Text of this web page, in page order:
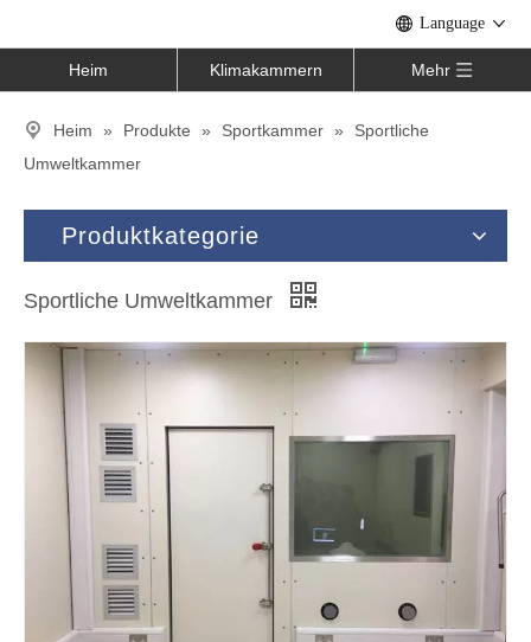
Language
Heim Klimakammern Mehr
Heim » Produkte » Sportkammer »
Sportliche
Umweltkammer
Produktkategorie
Sportliche Umweltkammer